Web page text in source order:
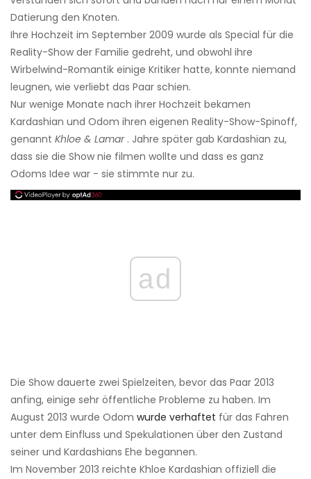
Datierung den Knoten.
Ihre Hochzeit im September 2009 wurde als Special für die
Reality-Show der Familie gedreht, und obwohl ihre
Wirbelwind-Romantik einige Kritiker hatte, konnte niemand
leugnen, wie verliebt das Paar schien.
Nur wenige Monate nach ihrer Hochzeit bekamen
Kardashian und Odom ihren eigenen Reality-Show-Spinoff,
genannt Khloe & Lamar. Jahre später gab Kardashian zu,
dass sie die Show nie filmen wollte und dass es ganz
Odoms Idee war - sie stimmte nur zu.
ad
Die Show dauerte zwei Spielzeiten, bevor das Paar 2013
anfing, einige sehr öffentliche Probleme zu haben. Im
August 2013 wurde Odom wurde verhaftet für das Fahren
unter dem Einfluss und Spekulationen über den Zustand
seiner und Kardashians Ehe begannen.
Im November 2013 reichte Khloe Kardashian offiziell die